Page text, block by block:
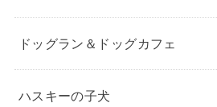
ドッグラン＆ドッグカフェ
ハスキーの子犬